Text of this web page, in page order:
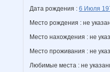
Дата рождения : 6 Июля
Место рождения : не
Место нахождения : не
Место проживания : не
Любимые места : не